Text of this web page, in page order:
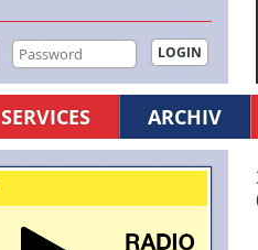
SERVICES ARCHIV